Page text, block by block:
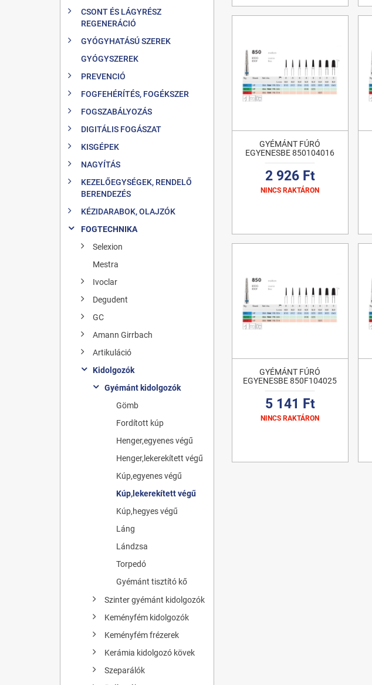
CSONT ÉS LÁGYRÉSZ
REGENERÁCIÓ
GYÓGYHATÁSÚ SZEREK
GYÓGYSZEREK
PREVENCIÓ
FOGFEHÉRÍTÉS, FOGÉKSZER
FOGSZABÁLYOZÁS
DIGITÁLIS FOGÁSZAT
KISGÉPEK
NAGYÍTÁS
KEZELŐEGYSÉGEK, RENDELŐ
BERENDEZÉS
KÉZIDARABOK, OLAJZÓK
FOGTECHNIKA
Selexion
Mestra
Ivoclar
Degudent
GC
Amann Girrbach
Artikuláció
Kidolgozók
Gyémánt kidolgozók
Gömb
Fordított kúp
Henger,egyenes végű
Henger,lekerekített végű
Kúp,egyenes végű
Kúp,lekerekített végű
Kúp,hegyes végű
Láng
Lándzsa
Torpedó
Gyémánt tisztító kő
Szinter gyémánt kidolgozók
Keményfém kidolgozók
Keményfém frézerek
Kerámia kidolgozó kövek
Szeparálók
GYÉMÁNT FÚRÓ
EGYENESBE 850104016
2 926 Ft
NINCS RAKTÁRON
GYÉMÁNT FÚRÓ
EGYENESBE 850F104025
5 141 Ft
NINCS RAKTÁRON